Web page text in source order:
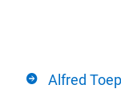
Alfred